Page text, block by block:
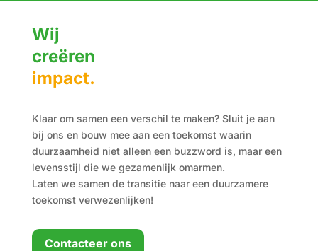
Wij
creëren
impact.
Klaar om samen een verschil te maken? Sluit je aan
bij ons en bouw mee aan een toekomst waarin
duurzaamheid niet alleen een buzzword is, maar een
levensstijl die we gezamenlijk omarmen.
Laten we samen de transitie naar een duurzamere
toekomst verwezenlijken!
Contacteer ons